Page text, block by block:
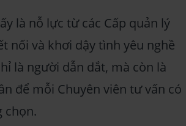
là nỗ lực từ các Cấp quản lý
nối và khơi dậy tình yêu nghề
là người dẫn dắt, mà còn là
để mỗi Chuyên viên tư vấn có
chọn.